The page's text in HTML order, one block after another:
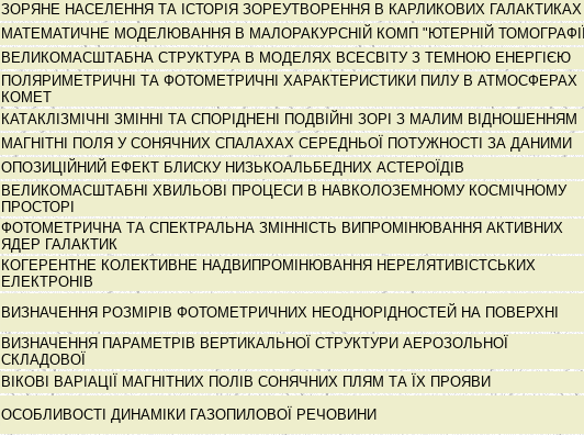
ЗОРЯНЕ НАСЕЛЕННЯ ТА ІСТОРІЯ ЗОРЕУТВОРЕННЯ В КАРЛИКОВИХ ГАЛАКТИКАХ
МАТЕМАТИЧНЕ МОДЕЛЮВАННЯ В МАЛОРАКУРСНІЙ КОМП "ЮТЕРНІЙ ТОМОГРАФІЇ
ВЕЛИКОМАСШТАБНА СТРУКТУРА В МОДЕЛЯХ ВСЕСВІТУ З ТЕМНОЮ ЕНЕРГІЄЮ
ПОЛЯРИМЕТРИЧНІ ТА ФОТОМЕТРИЧНІ ХАРАКТЕРИСТИКИ ПИЛУ В АТМОСФЕРАХ
КОМЕТ
КАТАКЛІЗМІЧНІ ЗМІННІ ТА СПОРІДНЕНІ ПОДВІЙНІ ЗОРІ З МАЛИМ ВІДНОШЕННЯМ
МАГНІТНІ ПОЛЯ У СОНЯЧНИХ СПАЛАХАХ СЕРЕДНЬОЇ ПОТУЖНОСТІ ЗА ДАНИМИ
ОПОЗИЦІЙНИЙ ЕФЕКТ БЛИСКУ НИЗЬКОАЛЬБЕДНИХ АСТЕРОЇДІВ
ВЕЛИКОМАСШТАБНІ ХВИЛЬОВІ ПРОЦЕСИ В НАВКОЛОЗЕМНОМУ КОСМІЧНОМУ
ПРОСТОРІ
ФОТОМЕТРИЧНА ТА СПЕКТРАЛЬНА ЗМІННІСТЬ ВИПРОМІНЮВАННЯ АКТИВНИХ
ЯДЕР ГАЛАКТИК
КОГЕРЕНТНЕ КОЛЕКТИВНЕ НАДВИПРОМІНЮВАННЯ НЕРЕЛЯТИВІСТСЬКИХ
ЕЛЕКТРОНІВ
ВИЗНАЧЕННЯ РОЗМІРІВ ФОТОМЕТРИЧНИХ НЕОДНОРІДНОСТЕЙ НА ПОВЕРХНІ
ВИЗНАЧЕННЯ ПАРАМЕТРІВ ВЕРТИКАЛЬНОЇ СТРУКТУРИ АЕРОЗОЛЬНОЇ
СКЛАДОВОЇ
ВІКОВІ ВАРІАЦІЇ МАГНІТНИХ ПОЛІВ СОНЯЧНИХ ПЛЯМ ТА ЇХ ПРОЯВИ
ОСОБЛИВОСТІ ДИНАМІКИ ГАЗОПИЛОВОЇ РЕЧОВИНИ